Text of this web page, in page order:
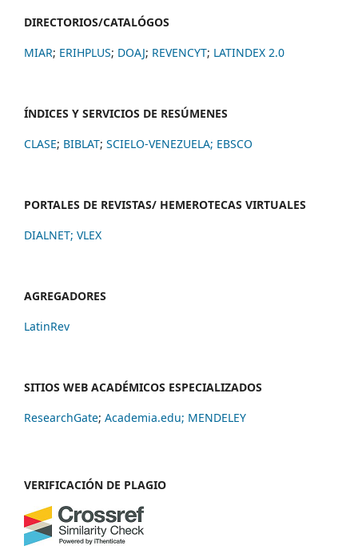
DIRECTORIOS/CATALÓGOS
MIAR; ERIHPLUS; DOAJ; REVENCYT; LATINDEX 2.0
ÍNDICES Y SERVICIOS DE RESÚMENES
CLASE; BIBLAT; SCIELO-VENEZUELA; EBSCO
PORTALES DE REVISTAS/ HEMEROTECAS VIRTUALES
DIALNET; VLEX
AGREGADORES
LatinRev
SITIOS WEB ACADÉMICOS ESPECIALIZADOS
ResearchGate; Academia.edu; MENDELEY
VERIFICACIÓN DE PLAGIO